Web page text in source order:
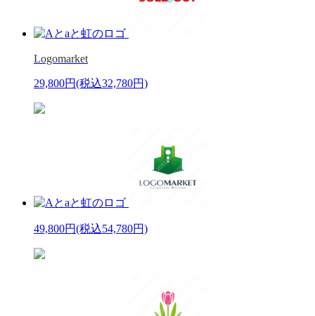
Logomarket
29,800円(税込32,780円)
49,800円(税込54,780円)